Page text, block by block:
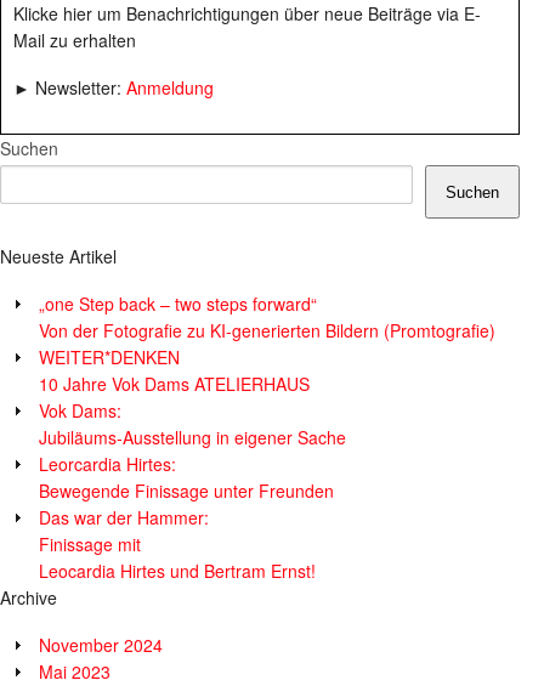
Klicke hier um Benachrichtigungen über neue Beiträge via E-
Mail zu erhalten
► Newsletter: Anmeldung
Suchen
Suchen
Neueste Artikel
„one Step back – two steps forward“
Von der Fotografie zu KI-generierten Bildern (Promtografie)
WEITER*DENKEN
10 Jahre Vok Dams ATELIERHAUS
Vok Dams:
Jubiläums-Ausstellung in eigener Sache
Leorcardia Hirtes:
Bewegende Finissage unter Freunden
Das war der Hammer:
Finissage mit
Leocardia Hirtes und Bertram Ernst!
Archive
November 2024
Mai 2023